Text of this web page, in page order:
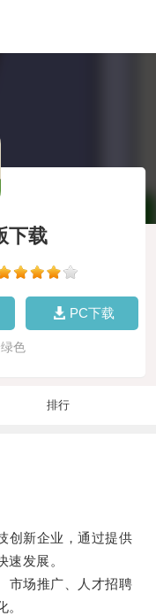
下载
PC下载
色
排行
新企业，通过提供
发展。
场推广、人才招聘